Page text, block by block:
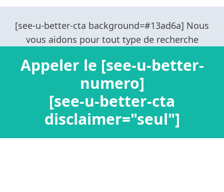
Appeler le [see-u-better-
numero]
[see-u-better-cta
disclaimer="seul"]